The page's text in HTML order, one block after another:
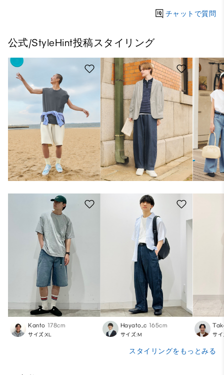
チャットで質問
公式/StyleHint投稿スタイリング
Kanto 178cm
サイズ:XL
Hayato_c 165cm
サイズ:M サ
スタイリングをもっとみる